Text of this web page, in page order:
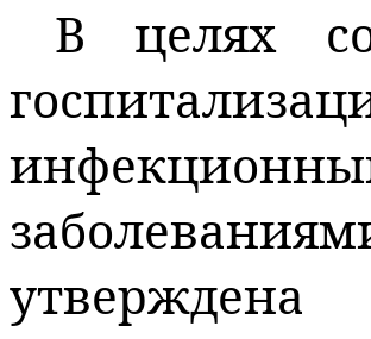
В целях
у